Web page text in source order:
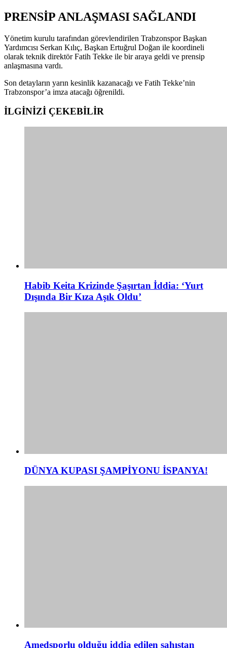
PRENSİP ANLAŞMASI SAĞLANDI
Yönetim kurulu tarafından görevlendirilen Trabzonspor Başkan
Yardımcısı Serkan Kılıç, Başkan Ertuğrul Doğan ile koordineli
olarak teknik direktör Fatih Tekke ile bir araya geldi ve prensip
anlaşmasına vardı.
Son detayların yarın kesinlik kazanacağı ve Fatih Tekke’nin
Trabzonspor’a imza atacağı öğrenildi.
İLGİNİZİ ÇEKEBİLİR
Habib Keita Krizinde Şaşırtan İddia: ‘Yurt
Dışında Bir Kıza Aşık Oldu’
DÜNYA KUPASI ŞAMPİYONU İSPANYA!
Amedsporlu olduğu iddia edilen şahıstan